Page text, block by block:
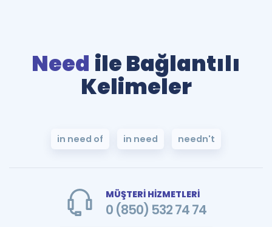
Need ile Bağlantılı
Kelimeler
in need of in need needn't
MÜŞTERİ HİZMETLERİ
0 (850) 532 74 74